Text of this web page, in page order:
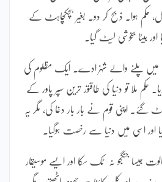
حکم ہوا۔ ذبح کر دو۔ بغیر ہچکچاہٹ کے
بیٹا بخوشی لیٹ گیا۔
میں پلنے والے شہزادے۔ ایک مظلوم کی
ملا تو دنیا کی طاقتور ترین سپر پاور کے
اپنی قوم نے بار بار دغا کی، مگر یہ
اور اسی میں دنیا سے رخصت ہوگیا۔
جیسا جنگجو نہ ٹک سکا اور ایسے موسیقار